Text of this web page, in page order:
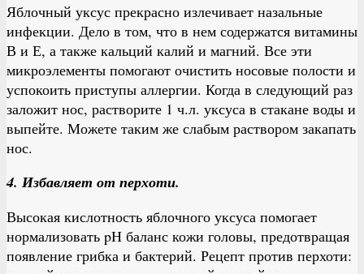
Яблочный уксус прекрасно излечивает назальные
инфекции. Дело в том, что в нем содержатся витамины
В и Е, а также кальций калий и магний. Все эти
микроэлементы помогают очистить носовые полости и
успокоить приступы аллергии. Когда в следующий раз
заложит нос, растворите 1 ч.л. уксуса в стакане воды и
выпейте. Можете таким же слабым раствором закапать
нос.
4. Избавляет от перхоти.
Высокая кислотность яблочного уксуса помогает
нормализовать pH баланс кожи головы, предотвращая
появление грибка и бактерий. Рецепт против перхоти: